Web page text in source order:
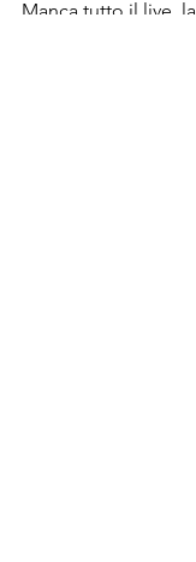
Manca tutto il live,